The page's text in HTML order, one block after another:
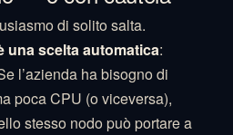
di solito salta.
una scelta automatica:
l’azienda ha bisogno di
poca CPU (o viceversa),
stesso nodo può portare a